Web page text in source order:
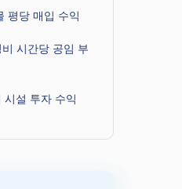
평당 매입 수익
시간당 공임 부
시설 투자 수익